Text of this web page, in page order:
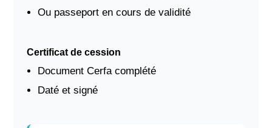
Ou passeport en cours de validité
Certificat de cession
Document Cerfa complété
Daté et signé